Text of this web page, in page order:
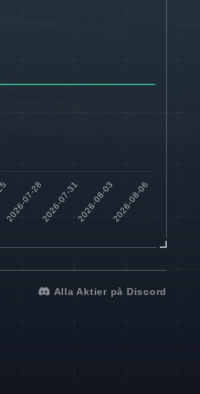
Alla Aktier på Discord